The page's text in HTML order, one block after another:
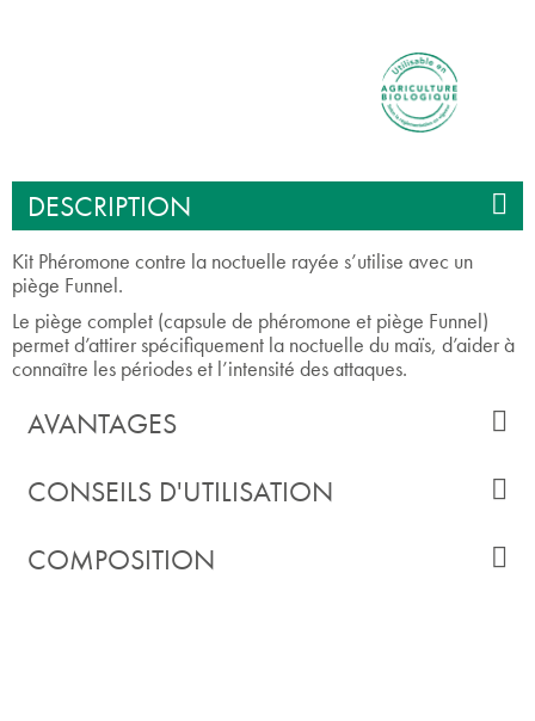
DESCRIPTION
Kit Phéromone contre la noctuelle rayée s’utilise avec un
piège Funnel.
Le piège complet (capsule de phéromone et piège Funnel)
permet d’attirer spécifiquement la noctuelle du maïs, d’aider à
connaître les périodes et l’intensité des attaques.
AVANTAGES
CONSEILS D'UTILISATION
COMPOSITION